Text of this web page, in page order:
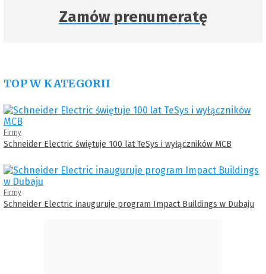
Zamów prenumeratę
TOP W KATEGORII
Firmy
Schneider Electric świętuje 100 lat TeSys i wyłączników MCB
Firmy
Schneider Electric inauguruje program Impact Buildings w Dubaju